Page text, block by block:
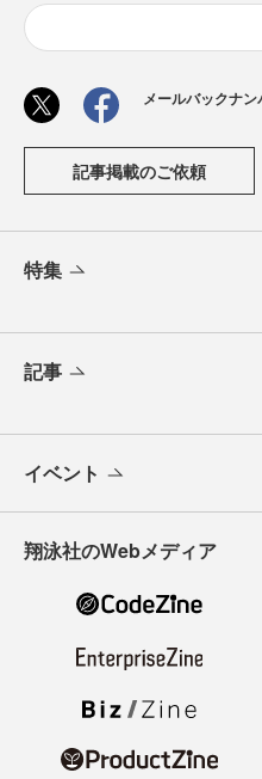
メールバックナン
記事掲載のご依頼
特集
記事
イベント
翔泳社のWebメディア